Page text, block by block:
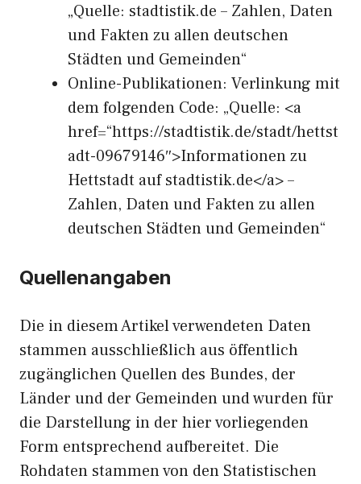
„Quelle: stadtistik.de – Zahlen, Daten
und Fakten zu allen deutschen
Städten und Gemeinden“
Online-Publikationen: Verlinkung mit
dem folgenden Code: „Quelle: <a
href=“https://stadtistik.de/stadt/hettst
adt-09679146″>Informationen zu
Hettstadt auf stadtistik.de</a> –
Zahlen, Daten und Fakten zu allen
deutschen Städten und Gemeinden“
Quellenangaben
Die in diesem Artikel verwendeten Daten
stammen ausschließlich aus öffentlich
zugänglichen Quellen des Bundes, der
Länder und der Gemeinden und wurden für
die Darstellung in der hier vorliegenden
Form entsprechend aufbereitet. Die
Rohdaten stammen von den Statistischen